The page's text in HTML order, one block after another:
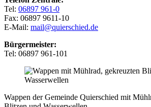
Tel: 06897 961-0
Fax: 06897 9611-10
E-Mail: mail@quierschied.de
Bürgermeister:
Tel: 06897 961-101
Wappen der Gemeinde Quierschied mit